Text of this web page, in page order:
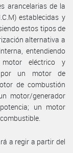
arancelarias de la
establecidas y
estos tipos de
alternativa a
entendiendo
eléctrico y
por un motor de
de combustión
motor/generador
un motor
a regir a partir del